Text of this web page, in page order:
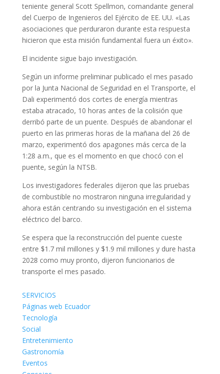
teniente general Scott Spellmon, comandante general
del Cuerpo de Ingenieros del Ejército de EE. UU. «Las
asociaciones que perduraron durante esta respuesta
hicieron que esta misión fundamental fuera un éxito».
El incidente sigue bajo investigación.
Según un informe preliminar publicado el mes pasado
por la Junta Nacional de Seguridad en el Transporte, el
Dali experimentó dos cortes de energía mientras
estaba atracado, 10 horas antes de la colisión que
derribó parte de un puente. Después de abandonar el
puerto en las primeras horas de la mañana del 26 de
marzo, experimentó dos apagones más cerca de la
1:28 a.m., que es el momento en que chocó con el
puente, según la NTSB.
Los investigadores federales dijeron que las pruebas
de combustible no mostraron ninguna irregularidad y
ahora están centrando su investigación en el sistema
eléctrico del barco.
Se espera que la reconstrucción del puente cueste
entre $1.7 mil millones y $1.9 mil millones y dure hasta
2028 como muy pronto, dijeron funcionarios de
transporte el mes pasado.
SERVICIOS
Páginas web Ecuador
Tecnología
Social
Entretenimiento
Gastronomía
Eventos